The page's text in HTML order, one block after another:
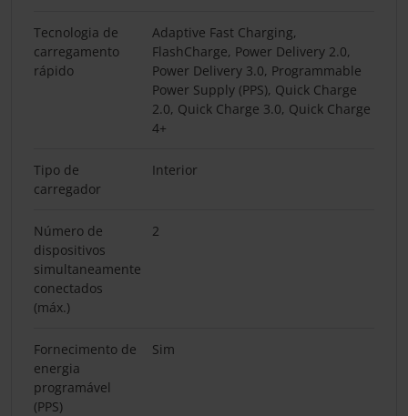
Tecnologia de
carregamento
rápido
Adaptive Fast Charging,
FlashCharge, Power Delivery 2.0,
Power Delivery 3.0, Programmable
Power Supply (PPS), Quick Charge
2.0, Quick Charge 3.0, Quick Charge
4+
Tipo de
carregador
Interior
Número de
dispositivos
simultaneamente
conectados
(máx.)
2
Fornecimento de
energia
programável
(PPS)
Sim